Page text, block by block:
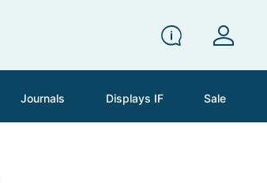
Journals Displays IF Sale